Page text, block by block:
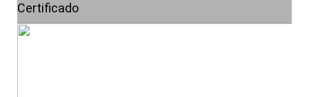
Certificado